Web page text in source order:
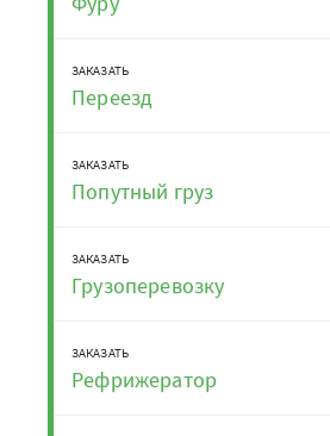
ЗАКАЗАТЬ
Переезд
ЗАКАЗАТЬ
Попутный груз
ЗАКАЗАТЬ
Грузоперевозку
ЗАКАЗАТЬ
Рефрижератор